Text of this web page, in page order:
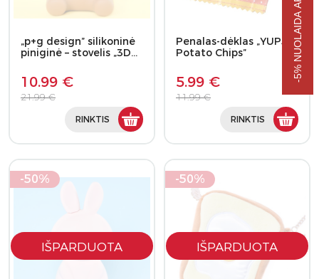
„p+g design” silikoninė
piniginė – stovelis „3D…
10.99 €
21.99 €
RINKTIS
Penalas-dėklas „YUP5!
Potato Chips”
5.99 €
11.99 €
RINKTIS
-50%
IŠPARDUOTA
-50%
IŠPARDUOTA